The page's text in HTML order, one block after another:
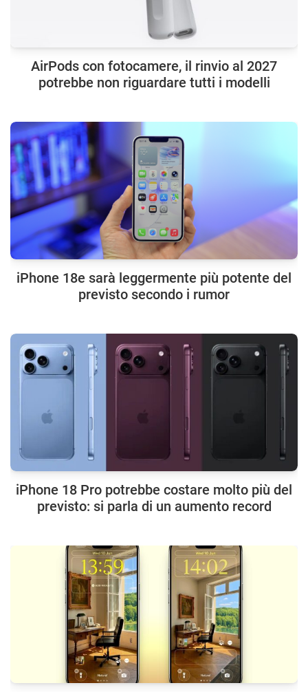
AirPods con fotocamere, il rinvio al 2027
potrebbe non riguardare tutti i modelli
iPhone 18e sarà leggermente più potente del
previsto secondo i rumor
iPhone 18 Pro potrebbe costare molto più del
previsto: si parla di un aumento record